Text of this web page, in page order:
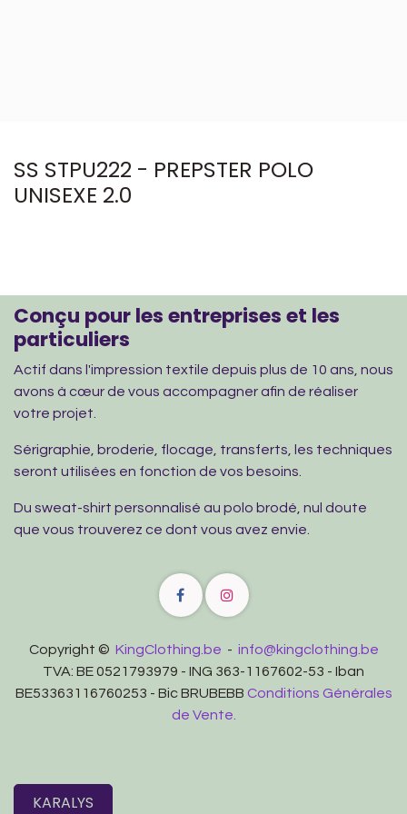
SS STPU222 - PREPSTER POLO
UNISEXE 2.0
Conçu pour les entreprises et les
particuliers
Actif dans l'impression textile depuis plus de 10 ans, nous
avons à cœur de vous accompagner afin de réaliser
votre projet.
Sérigraphie, broderie, flocage, transferts, les techniques
seront utilisées en fonction de vos besoins.
Du sweat-shirt personnalisé au polo brodé, nul doute
que vous trouverez ce dont vous avez envie.
Copyright © KingClothing.be - info@kingclothing.be
TVA: BE 0521793979 - ING 363-1167602-53 - Iban
BE53363116760253 - Bic BRUBEBB Conditions Générales
de Vente.
KARALYS